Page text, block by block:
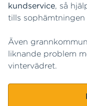
kundservice, så
tills
Även
liknande problem
vintervädret.